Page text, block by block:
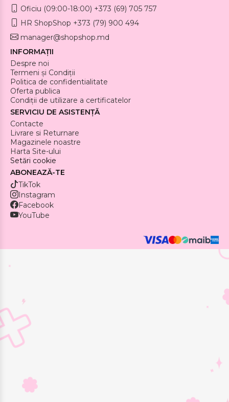
Oficiu (09:00-18:00) +373 (69) 705 757
HR ShopShop +373 (79) 900 494
manager@shopshop.md
INFORMAȚII
Despre noi
Termeni și Condiții
Politica de confidentialitate
Oferta publica
Condiții de utilizare a certificatelor
SERVICIU DE ASISTENȚĂ
Contacte
Livrare si Returnare
Magazinele noastre
Harta Site-ului
Setări cookie
ABONEAZĂ-TE
TikTok
Instagram
Facebook
YouTube